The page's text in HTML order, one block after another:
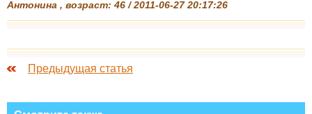
Антонина , возраст: 46 / 2011-06-27 20:17:26
Предыдущая статья